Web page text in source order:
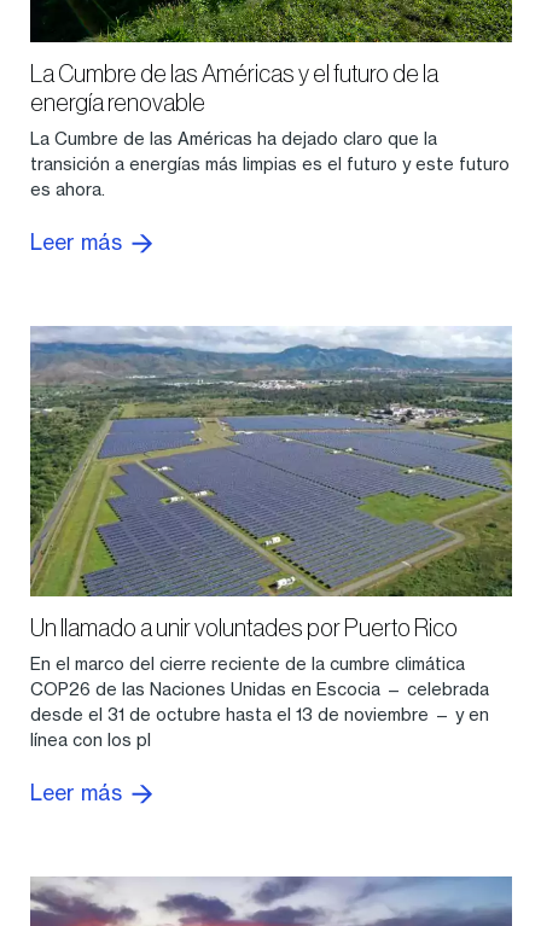
La Cumbre de las Américas y el futuro de la
energía renovable
La Cumbre de las Américas ha dejado claro que la
transición a energías más limpias es el futuro y este futuro
es ahora.
Leer más
Un llamado a unir voluntades por Puerto Rico
En el marco del cierre reciente de la cumbre climática
COP26 de las Naciones Unidas en Escocia — celebrada
desde el 31 de octubre hasta el 13 de noviembre — y en
línea con los pl
Leer más